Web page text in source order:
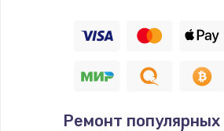
Замена
690 руб.
Заказать
Замена кнопок
Ремонт популярных